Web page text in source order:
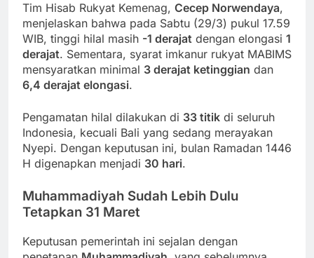
Tim Hisab Rukyat Kemenag, Cecep Norwendaya,
menjelaskan bahwa pada Sabtu (29/3) pukul 17.59
WIB, tinggi hilal masih -1 derajat dengan elongasi 1
derajat. Sementara, syarat imkanur rukyat MABIMS
mensyaratkan minimal 3 derajat ketinggian dan
6,4 derajat elongasi.
Pengamatan hilal dilakukan di 33 titik di seluruh
Indonesia, kecuali Bali yang sedang merayakan
Nyepi. Dengan keputusan ini, bulan Ramadan 1446
H digenapkan menjadi 30 hari.
Muhammadiyah Sudah Lebih Dulu
Tetapkan 31 Maret
Keputusan pemerintah ini sejalan dengan